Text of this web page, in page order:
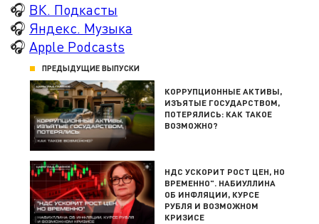
🎧 ВК. Подкасты
🎧 Яндекс. Музыка
🎧 Apple Podcasts
ПРЕДЫДУЩИЕ ВЫПУСКИ
КОРРУПЦИОННЫЕ АКТИВЫ,
ИЗЪЯТЫЕ ГОСУДАРСТВОМ,
ПОТЕРЯЛИСЬ: КАК ТАКОЕ
ВОЗМОЖНО?
НДС УСКОРИТ РОСТ ЦЕН, НО
ВРЕМЕННО". НАБИУЛЛИНА
ОБ ИНФЛЯЦИИ, КУРСЕ
РУБЛЯ И ВОЗМОЖНОМ
КРИЗИСЕ